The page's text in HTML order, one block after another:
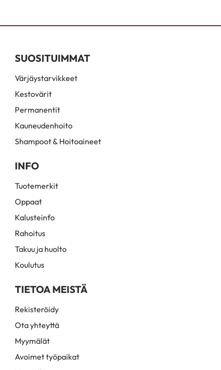
SUOSITUIMMAT
Värjäystarvikkeet
Kestovärit
Permanentit
Kauneudenhoito
Shampoot & Hoitoaineet
INFO
Tuotemerkit
Oppaat
Kalusteinfo
Rahoitus
Takuu ja huolto
Koulutus
TIETOA MEISTÄ
Rekisteröidy
Ota yhteyttä
Myymälät
Avoimet työpaikat